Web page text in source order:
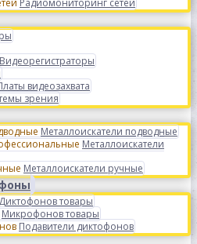
Радиомониторинг сетей
Видеорегистраторы
видеозахвата
зрения
Металлоискатели подводные
Металлоискатели
Металлоискатели ручные
Диктофонов товары
Микрофонов товары
Подавители диктофонов